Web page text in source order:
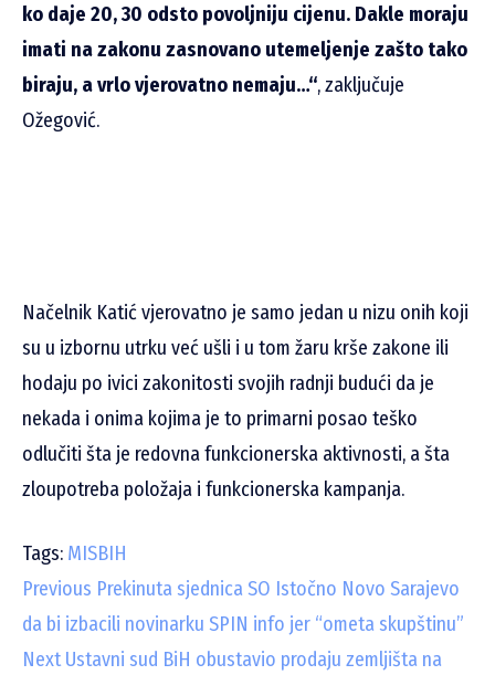
ko daje 20, 30 odsto povoljniju cijenu. Dakle moraju
imati na zakonu zasnovano utemeljenje zašto tako
biraju, a vrlo vjerovatno nemaju…“, zaključuje
Ožegović.
Načelnik Katić vjerovatno je samo jedan u nizu onih koji
su u izbornu utrku već ušli i u tom žaru krše zakone ili
hodaju po ivici zakonitosti svojih radnji budući da je
nekada i onima kojima je to primarni posao teško
odlučiti šta je redovna funkcionerska aktivnosti, a šta
zloupotreba položaja i funkcionerska kampanja.
Tags: MISBIH
C
o
Previous Prekinuta sjednica SO Istočno Novo Sarajevo
da bi izbacili novinarku SPIN info jer “ometa skupštinu”
NextUstavni sud BiH obustavio prodaju zemljišta na